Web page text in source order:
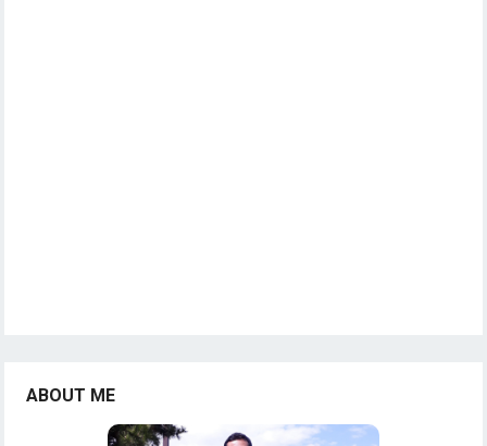
ABOUT ME